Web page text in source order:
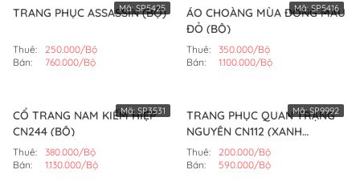
TRANG PHỤC ASSASSIN (BỘ)
Thuê:
250.000/Bộ
Bán:
760.000/Bộ
Mã: SP5425
ÁO CHOÀNG MÙA ĐÔNG MÀU
ĐỎ (BỘ)
Thuê:
350.000/Bộ
Bán:
1.100.000/Bộ
Mã: SP5416
CỔ TRANG NAM KIẾM HIỆP
CN244 (BỘ)
Thuê:
380.000/Bộ
Bán:
1.130.000/Bộ
Mã: SP3531
TRANG PHỤC QUAN TRẠNG
NGUYÊN CN112 (XANH
DƯƠNG)
Thuê:
200.000/Bộ
Bán:
590.000/Bộ
Mã:SP9992